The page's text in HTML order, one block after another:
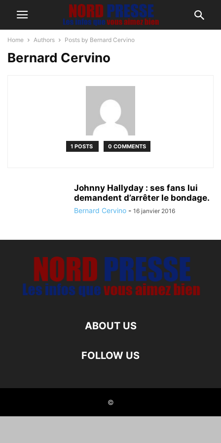
Home Authors Posts by Bernard Cervino
Bernard Cervino
1 POSTS 0 COMMENTS
Johnny Hallyday : ses fans lui
demandent d’arrêter le bondage.
Bernard Cervino - 16 janvier 2016
ABOUT US
FOLLOW US
©